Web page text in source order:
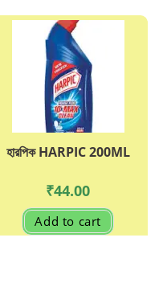
হারপিক HARPIC 200ML
₹44.00
Add to cart